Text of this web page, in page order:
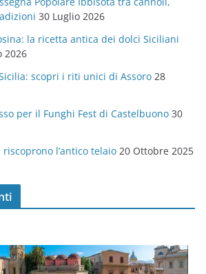
30 Luglio 2026
la ricetta antica dei dolci Siciliani
2026
scopri i riti unici di Assoro 28
per il Funghi Fest di Castelbuono 30
l’antico telaio 20 Ottobre 2025